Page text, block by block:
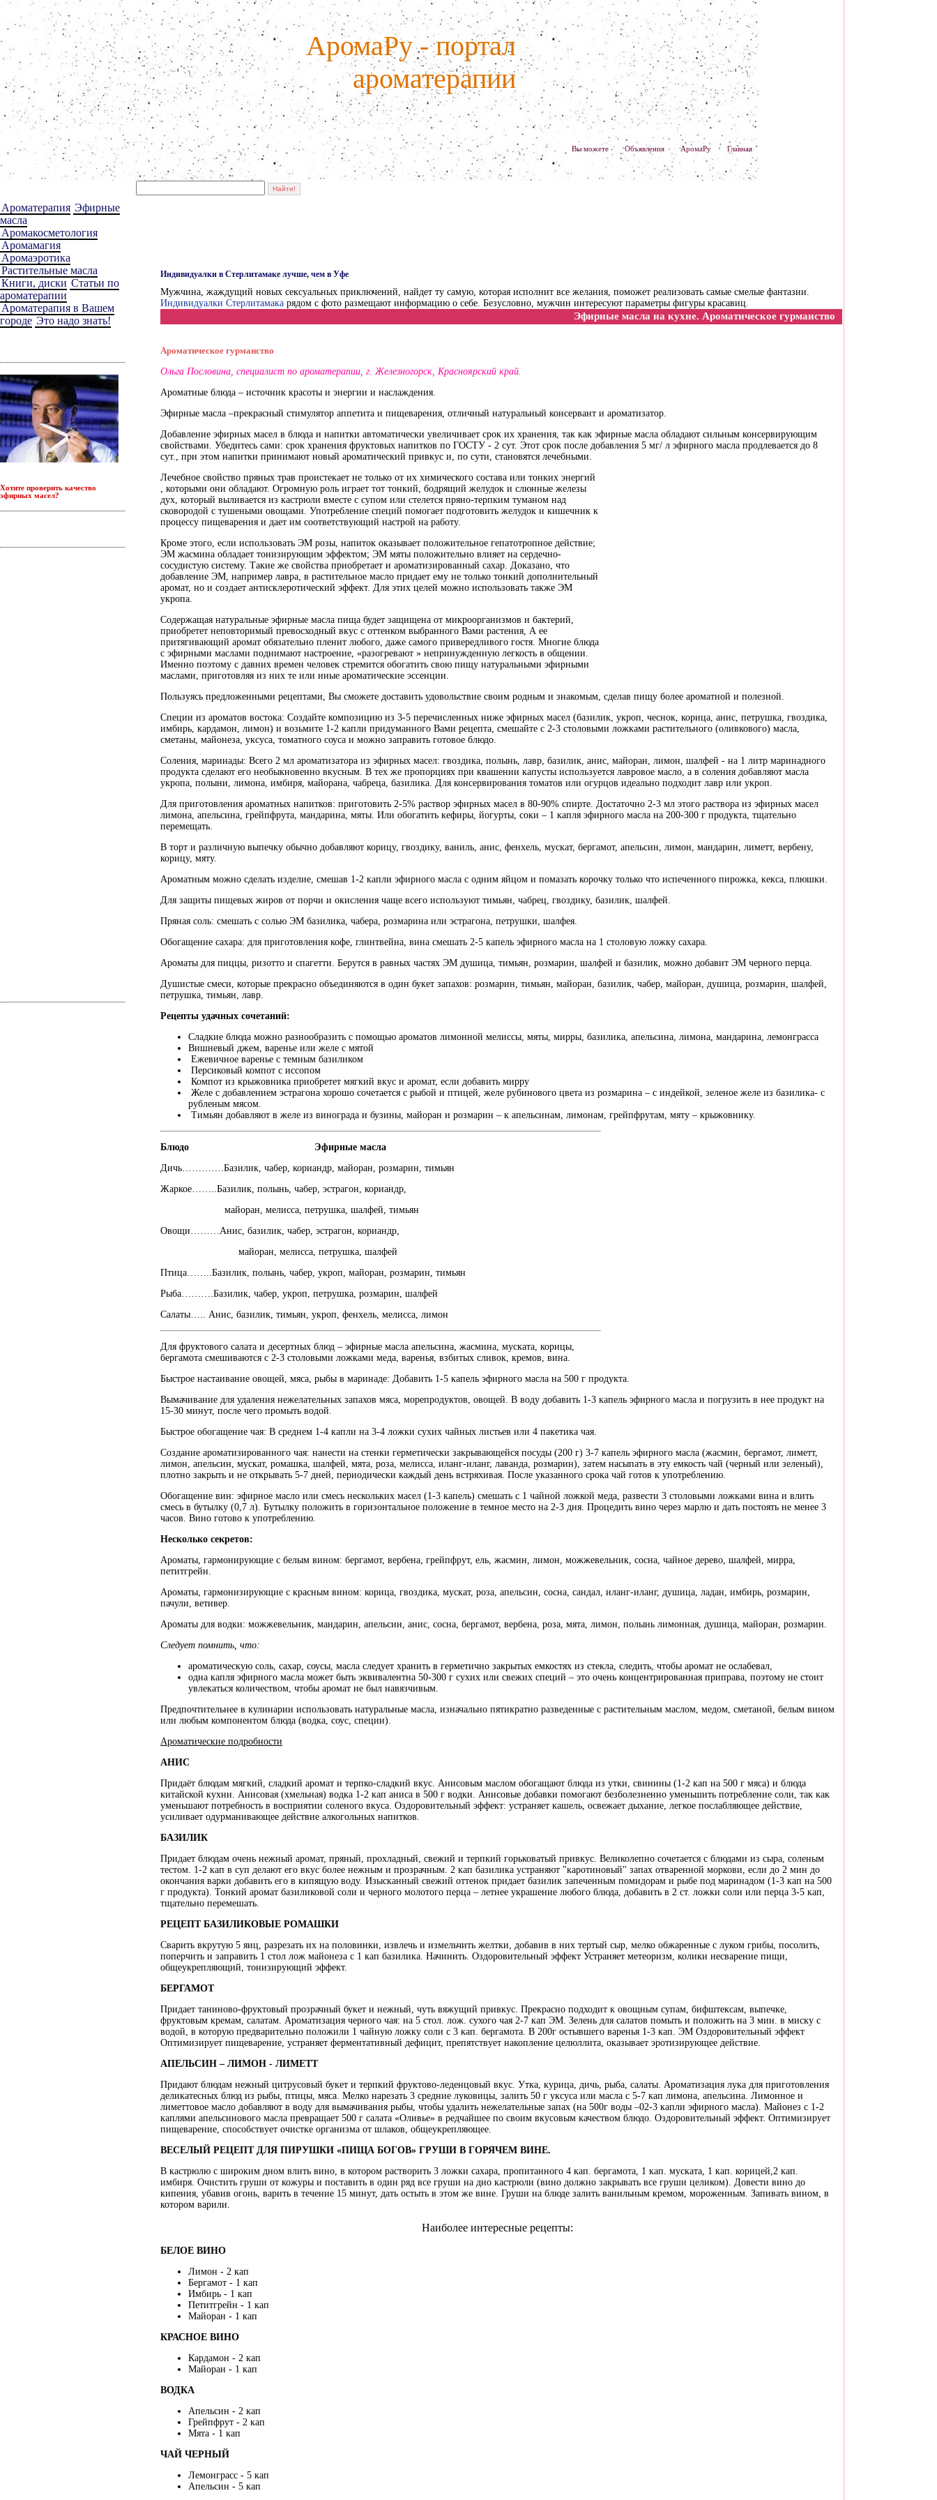
АромаРу - портал
ароматерапии
Вы можете Объявления АромаРу Главная
Ароматерапия Эфирные
масла
Аромакосметология
Аромамагия
Аромаэротика
Растительные масла
Книги, диски Статьи по
ароматерапии
Ароматерапия в Вашем
городе Это надо знать!
Хотите проверить качество
эфирных масел?
Индивидуалки в Стерлитамаке лучше, чем в Уфе
Мужчина, жаждущий новых сексуальных приключений, найдет ту самую, которая исполнит все желания, поможет реализовать самые смелые фантазии.
Индивидуалки Стерлитамака рядом с фото размещают информацию о себе. Безусловно, мужчин интересуют параметры фигуры красавиц.
Эфирные масла на кухне. Ароматическое гурманство
Ароматическое гурманство
Ольга Пословина, специалист по ароматерапии, г. Железногорск, Красноярский край.
Ароматные блюда – источник красоты и энергии и наслаждения.
Эфирные масла –прекрасный стимулятор аппетита и пищеварения, отличный натуральный консервант и ароматизатор.
Добавление эфирных масел в блюда и напитки автоматически увеличивает срок их хранения, так как эфирные масла обладают сильным консервирующим
свойствами. Убедитесь сами: срок хранения фруктовых напитков по ГОСТУ - 2 сут. Этот срок после добавления 5 мг/ л эфирного масла продлевается до 8
сут., при этом напитки принимают новый ароматический привкус и, по сути, становятся лечебными.
Лечебное свойство пряных трав проистекает не только от их химического состава или тонких энергий
, которыми они обладают. Огромную роль играет тот тонкий, бодрящий желудок и слюнные железы
дух, который выливается из кастрюли вместе с супом или стелется пряно-терпким туманом над
сковородой с тушеными овощами. Употребление специй помогает подготовить желудок и кишечник к
процессу пищеварения и дает им соответствующий настрой на работу.
Кроме этого, если использовать ЭМ розы, напиток оказывает положительное гепатотропное действие;
ЭМ жасмина обладает тонизирующим эффектом; ЭМ мяты положительно влияет на сердечно-
сосудистую систему. Такие же свойства приобретает и ароматизированный сахар. Доказано, что
добавление ЭМ, например лавра, в растительное масло придает ему не только тонкий дополнительный
аромат, но и создает антисклеротический эффект. Для этих целей можно использовать также ЭМ
укропа.
Содержащая натуральные эфирные масла пища будет защищена от микроорганизмов и бактерий,
приобретет неповторимый превосходный вкус с оттенком выбранного Вами растения, А ее
притягивающий аромат обязательно пленит любого, даже самого привередливого гостя. Многие блюда
с эфирными маслами поднимают настроение, «разогревают » непринужденную легкость в общении.
Именно поэтому с давних времен человек стремится обогатить свою пищу натуральными эфирными
маслами, приготовляя из них те или иные ароматические эссенции.
Пользуясь предложенными рецептами, Вы сможете доставить удовольствие своим родным и знакомым, сделав пищу более ароматной и полезной.
Специи из ароматов востока: Создайте композицию из 3-5 перечисленных ниже эфирных масел (базилик, укроп, чеснок, корица, анис, петрушка, гвоздика,
имбирь, кардамон, лимон) и возьмите 1-2 капли придуманного Вами рецепта, смешайте с 2-3 столовыми ложками растительного (оливкового) масла,
сметаны, майонеза, уксуса, томатного соуса и можно заправить готовое блюдо.
Соления, маринады: Всего 2 мл ароматизатора из эфирных масел: гвоздика, полынь, лавр, базилик, анис, майоран, лимон, шалфей - на 1 литр маринадного
продукта сделают его необыкновенно вкусным. В тех же пропорциях при квашении капусты используется лавровое масло, а в соления добавляют масла
укропа, полыни, лимона, имбиря, майорана, чабреца, базилика. Для консервирования томатов или огурцов идеально подходит лавр или укроп.
Для приготовления ароматных напитков: приготовить 2-5% раствор эфирных масел в 80-90% спирте. Достаточно 2-3 мл этого раствора из эфирных масел
лимона, апельсина, грейпфрута, мандарина, мяты. Или обогатить кефиры, йогурты, соки – 1 капля эфирного масла на 200-300 г продукта, тщательно
перемещать.
В торт и различную выпечку обычно добавляют корицу, гвоздику, ваниль, анис, фенхель, мускат, бергамот, апельсин, лимон, мандарин, лиметт, вербену,
корицу, мяту.
Ароматным можно сделать изделие, смешав 1-2 капли эфирного масла с одним яйцом и помазать корочку только что испеченного пирожка, кекса, плюшки.
Для защиты пищевых жиров от порчи и окисления чаще всего используют тимьян, чабрец, гвоздику, базилик, шалфей.
Пряная соль: смешать с солью ЭМ базилика, чабера, розмарина или эстрагона, петрушки, шалфея.
Обогащение сахара: для приготовления кофе, глинтвейна, вина смешать 2-5 капель эфирного масла на 1 столовую ложку сахара.
Ароматы для пиццы, ризотто и спагетти. Берутся в равных частях ЭМ душица, тимьян, розмарин, шалфей и базилик, можно добавит ЭМ черного перца.
Душистые смеси, которые прекрасно объединяются в один букет запахов: розмарин, тимьян, майоран, базилик, чабер, майоран, душица, розмарин, шалфей,
петрушка, тимьян, лавр.
Рецепты удачных сочетаний:
Сладкие блюда можно разнообразить с помощью ароматов лимонной мелиссы, мяты, мирры, базилика, апельсина, лимона, мандарина, лемонграсса
Вишневый джем, варенье или желе с мятой
Ежевичное варенье с темным базиликом
Персиковый компот с иссопом
Компот из крыжовника приобретет мягкий вкус и аромат, если добавить мирру
Желе с добавлением эстрагона хорошо сочетается с рыбой и птицей, желе рубинового цвета из розмарина – с индейкой, зеленое желе из базилика- с
рубленым мясом.
Тимьян добавляют в желе из винограда и бузины, майоран и розмарин – к апельсинам, лимонам, грейпфрутам, мяту – крыжовнику.
Блюдо Эфирные масла
Дичь………….Базилик, чабер, кориандр, майоран, розмарин, тимьян
Жаркое……..Базилик, полынь, чабер, эстрагон, кориандр,
майоран, мелисса, петрушка, шалфей, тимьян
Овощи………Анис, базилик, чабер, эстрагон, кориандр,
майоран, мелисса, петрушка, шалфей
Птица……..Базилик, полынь, чабер, укроп, майоран, розмарин, тимьян
Рыба……….Базилик, чабер, укроп, петрушка, розмарин, шалфей
Салаты….. Анис, базилик, тимьян, укроп, фенхель, мелисса, лимон
Для фруктового салата и десертных блюд – эфирные масла апельсина, жасмина, муската, корицы,
бергамота смешиваются с 2-3 столовыми ложками меда, варенья, взбитых сливок, кремов, вина.
Быстрое настаивание овощей, мяса, рыбы в маринаде: Добавить 1-5 капель эфирного масла на 500 г продукта.
Вымачивание для удаления нежелательных запахов мяса, морепродуктов, овощей. В воду добавить 1-3 капель эфирного масла и погрузить в нее продукт на
15-30 минут, после чего промыть водой.
Быстрое обогащение чая: В среднем 1-4 капли на 3-4 ложки сухих чайных листьев или 4 пакетика чая.
Создание ароматизированного чая: нанести на стенки герметически закрывающейся посуды (200 г) 3-7 капель эфирного масла (жасмин, бергамот, лиметт,
лимон, апельсин, мускат, ромашка, шалфей, мята, роза, мелисса, иланг-иланг, лаванда, розмарин), затем насыпать в эту емкость чай (черный или зеленый),
плотно закрыть и не открывать 5-7 дней, периодически каждый день встряхивая. После указанного срока чай готов к употреблению.
Обогащение вин: эфирное масло или смесь нескольких масел (1-3 капель) смешать с 1 чайной ложкой меда, развести 3 столовыми ложками вина и влить
смесь в бутылку (0,7 л). Бутылку положить в горизонтальное положение в темное место на 2-3 дня. Процедить вино через марлю и дать постоять не менее 3
часов. Вино готово к употреблению.
Несколько секретов:
Ароматы, гармонирующие с белым вином: бергамот, вербена, грейпфрут, ель, жасмин, лимон, можжевельник, сосна, чайное дерево, шалфей, мирра,
петитгрейн.
Ароматы, гармонизирующие с красным вином: корица, гвоздика, мускат, роза, апельсин, сосна, сандал, иланг-иланг, душица, ладан, имбирь, розмарин,
пачули, ветивер.
Ароматы для водки: можжевельник, мандарин, апельсин, анис, сосна, бергамот, вербена, роза, мята, лимон, полынь лимонная, душица, майоран, розмарин.
Следует помнить, что:
ароматическую соль, сахар, соусы, масла следует хранить в герметично закрытых емкостях из стекла, следить, чтобы аромат не ослабевал,
одна капля эфирного масла может быть эквивалентна 50-300 г сухих или свежих специй – это очень концентрированная приправа, поэтому не стоит
увлекаться количеством, чтобы аромат не был навязчивым.
Предпочтительнее в кулинарии использовать натуральные масла, изначально пятикратно разведенные с растительным маслом, медом, сметаной, белым вином
или любым компонентом блюда (водка, соус, специи).
Ароматические подробности
АНИС
Придаёт блюдам мягкий, сладкий аромат и терпко-сладкий вкус. Анисовым маслом обогащают блюда из утки, свинины (1-2 кап на 500 г мяса) и блюда
китайской кухни. Анисовая (хмельная) водка 1-2 кап аниса в 500 г водки. Анисовые добавки помогают безболезненно уменьшить потребление соли, так как
уменьшают потребность в восприятии соленого вкуса. Оздоровительный эффект: устраняет кашель, освежает дыхание, легкое послабляющее действие,
усиливает одурманивающее действие алкогольных напитков.
БАЗИЛИК
Придает блюдам очень нежный аромат, пряный, прохладный, свежий и терпкий горьковатый привкус. Великолепно сочетается с блюдами из сыра, соленым
тестом. 1-2 кап в суп делают его вкус более нежным и прозрачным. 2 кап базилика устраняют "каротиновый" запах отваренной моркови, если до 2 мин до
окончания варки добавить его в кипящую воду. Изысканный свежий оттенок придает базилик запеченным помидорам и рыбе под маринадом (1-3 кап на 500
г продукта). Тонкий аромат базиликовой соли и черного молотого перца – летнее украшение любого блюда, добавить в 2 ст. ложки соли или перца 3-5 кап,
тщательно перемешать.
РЕЦЕПТ БАЗИЛИКОВЫЕ РОМАШКИ
Сварить вкрутую 5 яиц, разрезать их на половинки, извлечь и измельчить желтки, добавив в них тертый сыр, мелко обжаренные с луком грибы, посолить,
поперчить и заправить 1 стол лож майонеза с 1 кап базилика. Начинить. Оздоровительный эффект Устраняет метеоризм, колики несварение пищи,
общеукрепляющий, тонизирующий эффект.
БЕРГАМОТ
Придает таниново-фруктовый прозрачный букет и нежный, чуть вяжущий привкус. Прекрасно подходит к овощным супам, бифштексам, выпечке,
фруктовым кремам, салатам. Ароматизация черного чая: на 5 стол. лож. сухого чая 2-7 кап ЭМ. Зелень для салатов помыть и положить на 3 мин. в миску с
водой, в которую предварительно положили 1 чайную ложку соли с 3 кап. бергамота. В 200г остывшего варенья 1-3 кап. ЭМ Оздоровительный эффект
Оптимизирует пищеварение, устраняет ферментативный дефицит, препятствует накопление целюллита, оказывает эротизирующее действие.
АПЕЛЬСИН – ЛИМОН - ЛИМЕТТ
Придают блюдам нежный цитрусовый букет и терпкий фруктово-леденцовый вкус. Утка, курица, дичь, рыба, салаты. Ароматизация лука для приготовления
деликатесных блюд из рыбы, птицы, мяса. Мелко нарезать 3 средние луковицы, залить 50 г уксуса или масла с 5-7 кап лимона, апельсина. Лимонное и
лиметтовое масло добавляют в воду для вымачивания рыбы, чтобы удалить нежелательные запах (на 500г воды –02-3 капли эфирного масла). Майонез с 1-2
каплями апельсинового масла превращает 500 г салата «Оливье» в редчайшее по своим вкусовым качеством блюдо. Оздоровительный эффект. Оптимизирует
пищеварение, способствует очистке организма от шлаков, общеукрепляющее.
ВЕСЕЛЫЙ РЕЦЕПТ ДЛЯ ПИРУШКИ «ПИЩА БОГОВ» ГРУШИ В ГОРЯЧЕМ ВИНЕ.
В кастрюлю с широким дном влить вино, в котором растворить 3 ложки сахара, пропитанного 4 кап. бергамота, 1 кап. муската, 1 кап. корицей,2 кап.
имбиря. Очистить груши от кожуры и поставить в один ряд все груши на дно кастрюли (вино должно закрывать все груши целиком). Довести вино до
кипения, убавив огонь, варить в течение 15 минут, дать остыть в этом же вине. Груши на блюде залить ванильным кремом, мороженным. Запивать вином, в
котором варили.
Наиболее интересные рецепты:
БЕЛОЕ ВИНО
Лимон - 2 кап
Бергамот - 1 кап
Имбирь - 1 кап
Петитгрейн - 1 кап
Майоран - 1 кап
КРАСНОЕ ВИНО
Кардамон - 2 кап
Майоран - 1 кап
ВОДКА
Апельсин - 2 кап
Грейпфрут - 2 кап
Мята - 1 кап
ЧАЙ ЧЕРНЫЙ
Лемонграсс - 5 кап
Апельсин - 5 кап